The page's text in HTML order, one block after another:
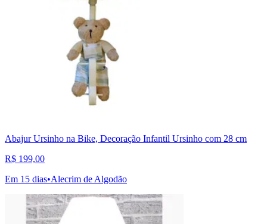
Abajur Ursinho na Bike, Decoração Infantil Ursinho com 28 cm
R$ 199,00
Em 15 dias•Alecrim de Algodão